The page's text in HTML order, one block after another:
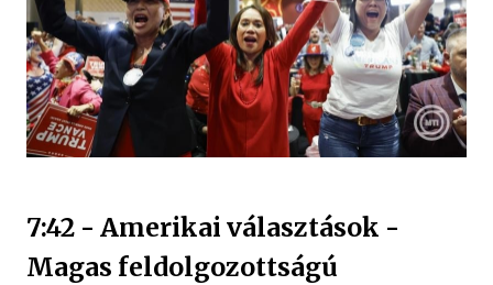
7:42 - Amerikai választások -
Magas feldolgozottságú